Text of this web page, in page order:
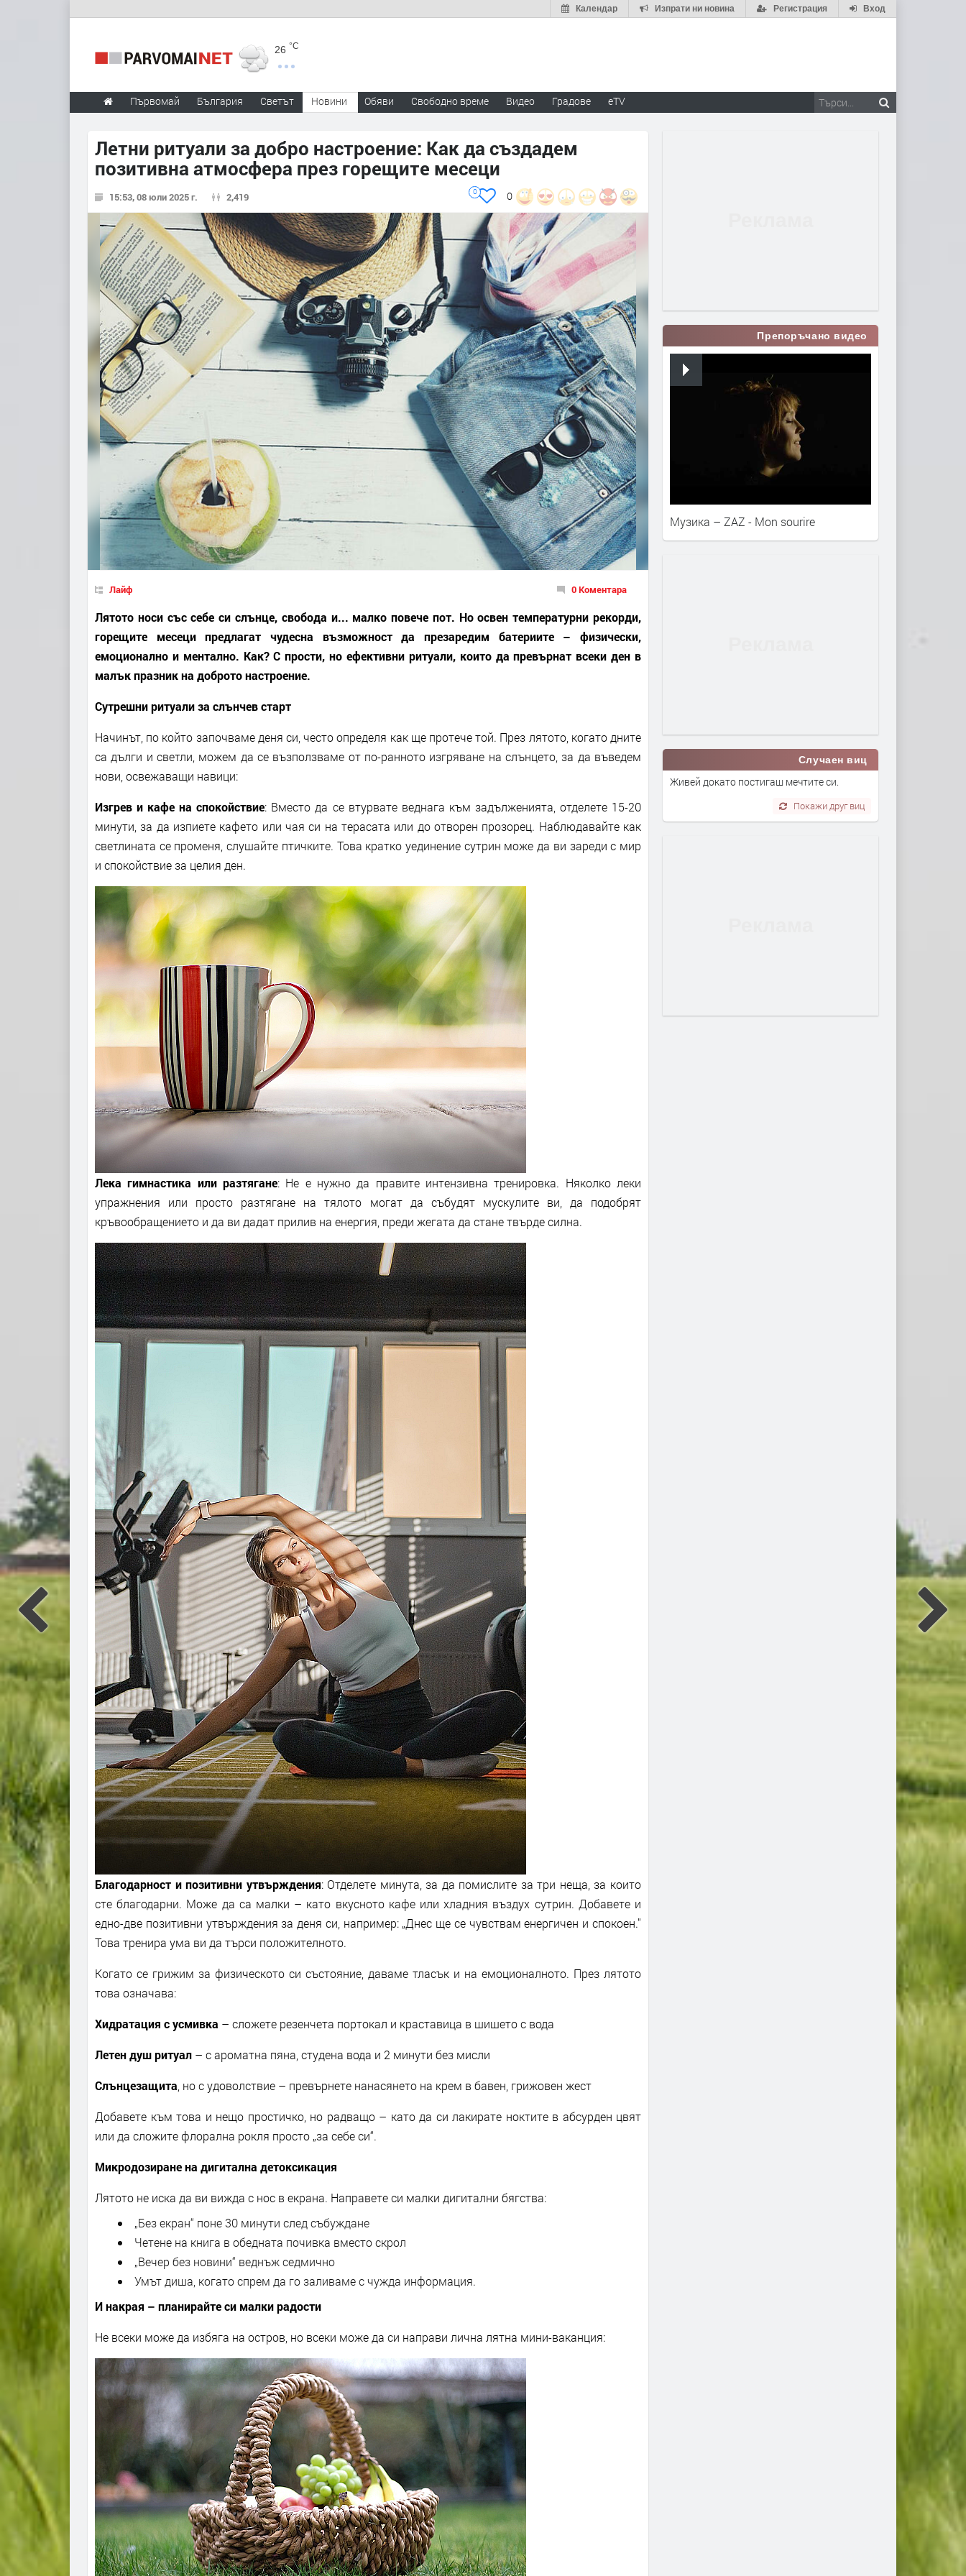
Вход
Регистрация
Изпрати ни новина
Календар
26 °C
Първомай България Светът Новини Обяви Свободно време Видео Градове eTV
Летни ритуали за добро настроение: Как да създадем
позитивна атмосфера през горещите месеци
15:53, 08 юли 2025 г. 2,419 0
0
Лайф 0 Коментара
Лятото носи със себе си слънце, свобода и... малко повече пот. Но освен температурни рекорди,
горещите месеци предлагат чудесна възможност да презаредим батериите – физически,
емоционално и ментално. Как? С прости, но ефективни ритуали, които да превърнат всеки ден в
малък празник на доброто настроение.
Сутрешни ритуали за слънчев старт
Начинът, по който започваме деня си, често определя как ще протече той. През лятото, когато дните
са дълги и светли, можем да се възползваме от по-ранното изгряване на слънцето, за да въведем
нови, освежаващи навици:
Изгрев и кафе на спокойствие: Вместо да се втурвате веднага към задълженията, отделете 15-20
минути, за да изпиете кафето или чая си на терасата или до отворен прозорец. Наблюдавайте как
светлината се променя, слушайте птичките. Това кратко уединение сутрин може да ви зареди с мир
и спокойствие за целия ден.
Лека гимнастика или разтягане: Не е нужно да правите интензивна тренировка. Няколко леки
упражнения или просто разтягане на тялото могат да събудят мускулите ви, да подобрят
кръвообращението и да ви дадат прилив на енергия, преди жегата да стане твърде силна.
Благодарност и позитивни утвърждения: Отделете минута, за да помислите за три неща, за които
сте благодарни. Може да са малки – като вкусното кафе или хладния въздух сутрин. Добавете и
едно-две позитивни утвърждения за деня си, например: „Днес ще се чувствам енергичен и спокоен."
Това тренира ума ви да търси положителното.
Когато се грижим за физическото си състояние, даваме тласък и на емоционалното. През лятото
това означава:
Хидратация с усмивка – сложете резенчета портокал и краставица в шишето с вода
Летен душ ритуал – с ароматна пяна, студена вода и 2 минути без мисли
Слънцезащита , но с удоволствие – превърнете нанасянето на крем в бавен, грижовен жест
Добавете към това и нещо простичко, но радващо – като да си лакирате ноктите в абсурден цвят
или да сложите флорална рокля просто „за себе си“.
Микродозиране на дигитална детоксикация
Лятото не иска да ви вижда с нос в екрана. Направете си малки дигитални бягства:
„Без екран“ поне 30 минути след събуждане
Четене на книга в обедната почивка вместо скрол
„Вечер без новини“ веднъж седмично
Умът диша, когато спрем да го заливаме с чужда информация.
И накрая – планирайте си малки радости
Не всеки може да избяга на остров, но всеки може да си направи лична лятна мини-ваканция:
Препоръчано видео
Музика – ZAZ - Mon sourire
Случаен виц
Живей докато постигаш мечтите си.
Покажи друг виц